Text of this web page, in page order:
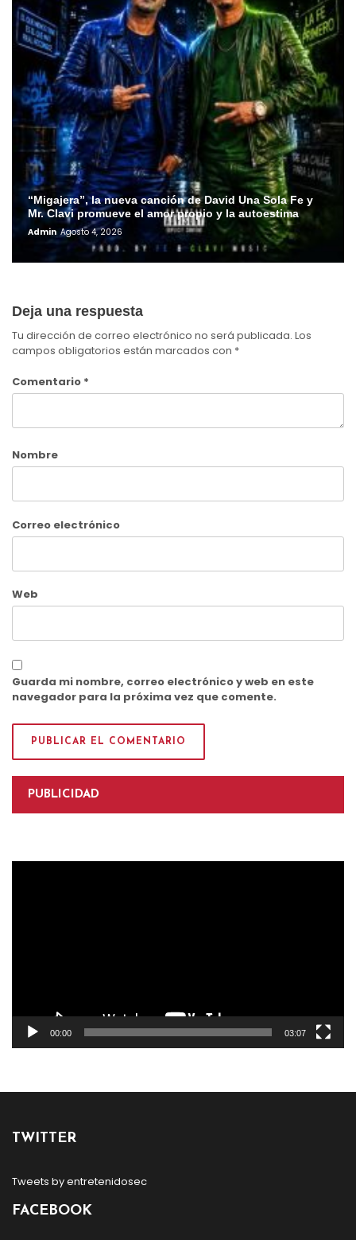
“Migajera”, la nueva canción de David Una Sola Fe y
Mr. Clavi promueve el amor propio y la autoestima
Admin Agosto 4, 2026
Deja una respuesta
Tu dirección de correo electrónico no será publicada. Los
campos obligatorios están marcados con *
Comentario *
Nombre
Correo electrónico
Web
Guarda mi nombre, correo electrónico y web en este
navegador para la próxima vez que comente.
PUBLICIDAD
00:00 03:07
TWITTER
Tweets by entretenidosec
FACEBOOK